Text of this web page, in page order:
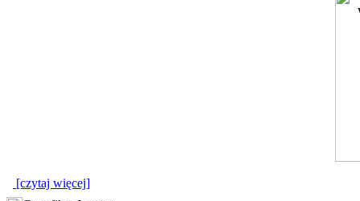
[czytaj więcej]